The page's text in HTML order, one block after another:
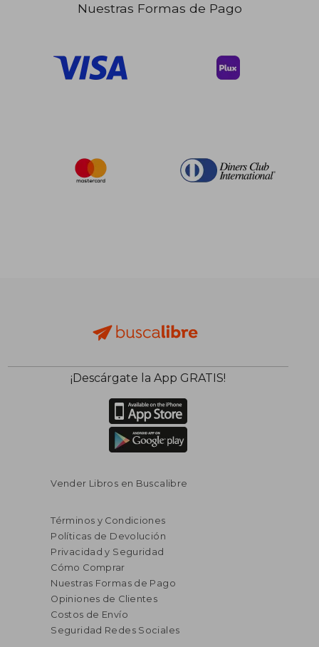
$ 40.18 45%
Nuestras Formas de Pago
¡Descárgate la App GRATIS!
Vender Libros en Buscalibre
Términos y Condiciones
Políticas de Devolución
Privacidad y Seguridad
Cómo Comprar
Nuestras Formas de Pago
Opiniones de Clientes
Costos de Envío
Seguridad Redes Sociales